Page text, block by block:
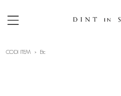
CODI ITEM Etc